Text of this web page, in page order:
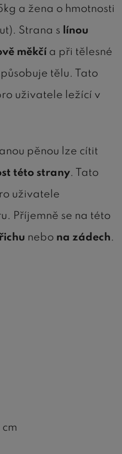
a žena o hmotnosti
Strana s
línou
měkčí a při tělesné
tělu. Tato
uživatele ležící v
pěnou lze cítit
této strany. Tato
uživatele
Příjemně se na této
nebo na zádech.